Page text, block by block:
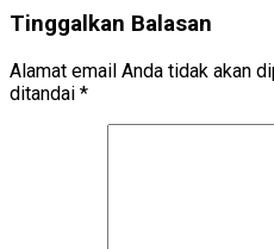
Tinggalkan Balasan
Alamat email Anda tidak akan
ditandai *